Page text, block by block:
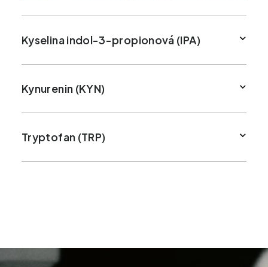
Kyselina indol-3-propionová (IPA)
Kynurenin (KYN)
Tryptofan (TRP)